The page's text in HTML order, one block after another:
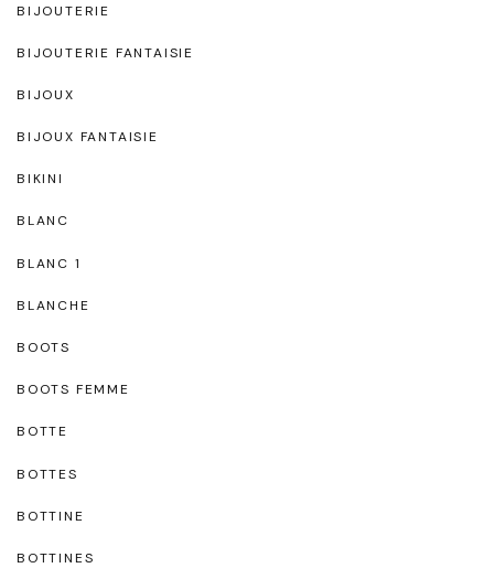
BIJOUTERIE
BIJOUTERIE FANTAISIE
BIJOUX
BIJOUX FANTAISIE
BIKINI
BLANC
BLANC 1
BLANCHE
BOOTS
BOOTS FEMME
BOTTE
BOTTES
BOTTINE
BOTTINES